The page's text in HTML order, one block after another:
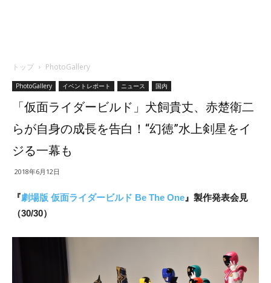
トップ PhotoGallery
PhotoGallery イベントレポート ニュース 国内
「仮面ライダービルド」犬飼貴丈、赤楚衛二
らが自身の成長を告白！“幻徳”水上剣星をイ
ジる一幕も
2018年6月12日
『劇場版 仮面ライダービルド Be The One 』製作発表会見
（30/30）